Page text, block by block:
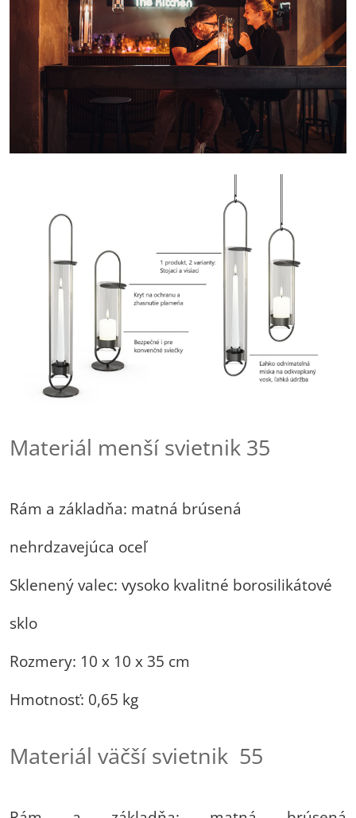
Materiál menší svietnik 35
Rám a základňa: matná brúsená
nehrdzavejúca oceľ
Sklenený valec: vysoko kvalitné borosilikátové
sklo
Rozmery: 10 x 10 x 35 cm
Hmotnosť: 0,65 kg
Materiál väčší svietnik 55